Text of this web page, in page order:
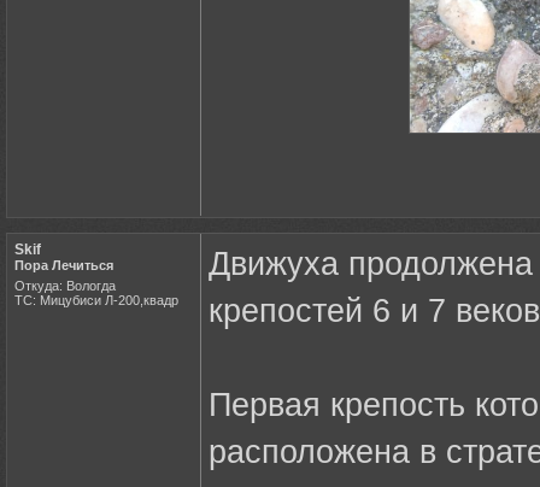
Skif
Пора Лечиться
Откуда: Вологда
ТС: Мицубиси Л-200,квадр
Движуха
крепостей 6 и 7
Первая крепость
расположена в